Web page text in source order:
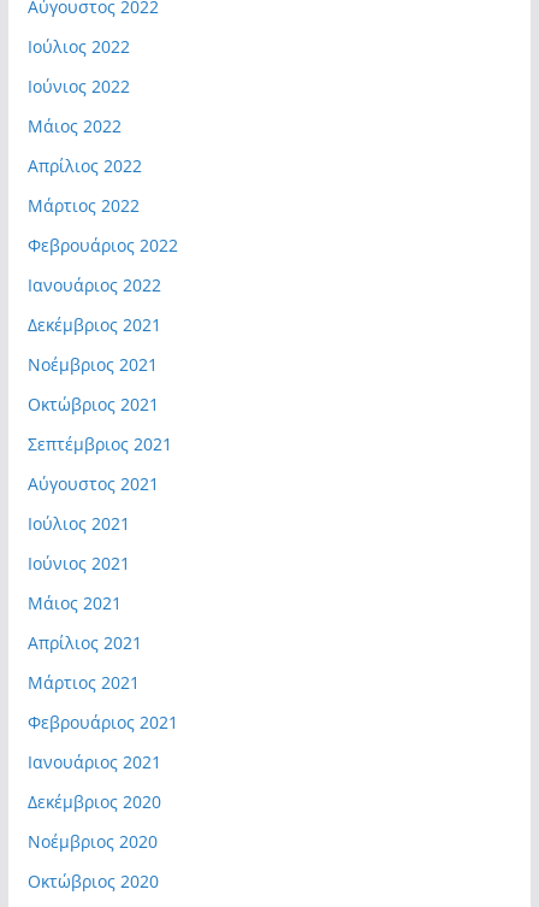
Αύγουστος 2022
Ιούλιος 2022
Ιούνιος 2022
Μάιος 2022
Απρίλιος 2022
Μάρτιος 2022
Φεβρουάριος 2022
Ιανουάριος 2022
Δεκέμβριος 2021
Νοέμβριος 2021
Οκτώβριος 2021
Σεπτέμβριος 2021
Αύγουστος 2021
Ιούλιος 2021
Ιούνιος 2021
Μάιος 2021
Απρίλιος 2021
Μάρτιος 2021
Φεβρουάριος 2021
Ιανουάριος 2021
Δεκέμβριος 2020
Νοέμβριος 2020
Οκτώβριος 2020